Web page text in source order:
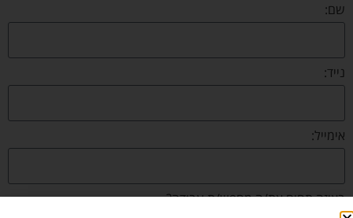
שם:
נייד:
אימייל:
באיזה תחום את/ה מחפש/ת עבודה?